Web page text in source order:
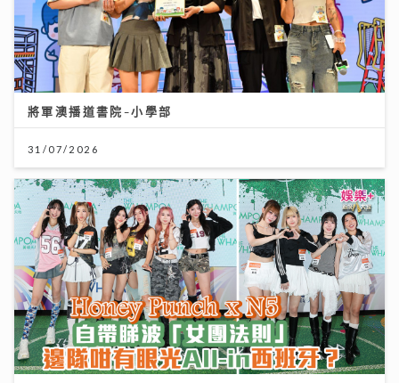
將軍澳播道書院-小學部
31/07/2026